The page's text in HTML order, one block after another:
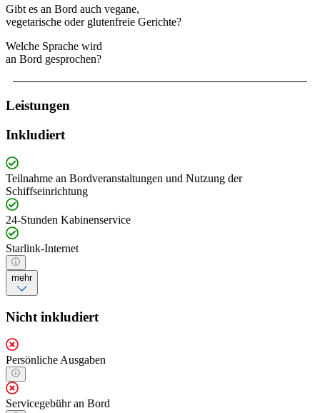
Gibt es an Bord auch vegane,
vegetarische oder glutenfreie Gerichte?
Welche Sprache wird
an Bord gesprochen?
Leistungen
Inkludiert
Teilnahme an Bordveranstaltungen und Nutzung der
Schiffseinrichtung
24-Stunden Kabinenservice
Starlink-Internet
mehr
Nicht inkludiert
Persönliche Ausgaben
Servicegebühr an Bord